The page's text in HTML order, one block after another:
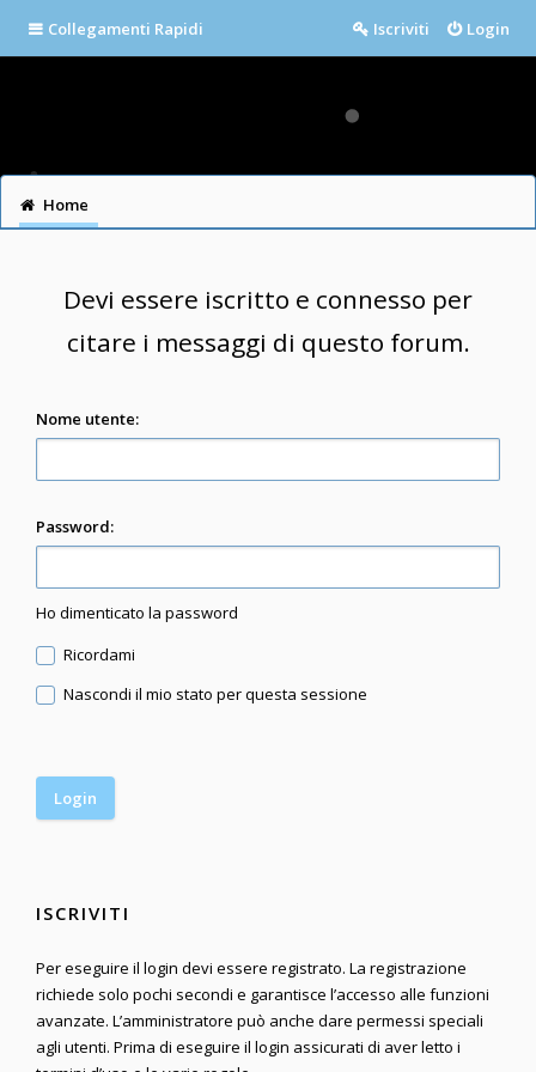
Collegamenti Rapidi Login
Iscriviti
Home
Devi essere iscritto e connesso per
citare i messaggi di questo forum.
Nome utente:
Password:
Ho dimenticato la password
Ricordami
Nascondi il mio stato per questa sessione
ISCRIVITI
Per eseguire il login devi essere registrato. La registrazione
richiede solo pochi secondi e garantisce l’accesso alle funzioni
avanzate. L’amministratore può anche dare permessi speciali
agli utenti. Prima di eseguire il login assicurati di aver letto i